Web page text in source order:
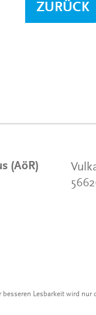
ZURÜCK
(AöR)
besseren Lesbarkeit wird nur